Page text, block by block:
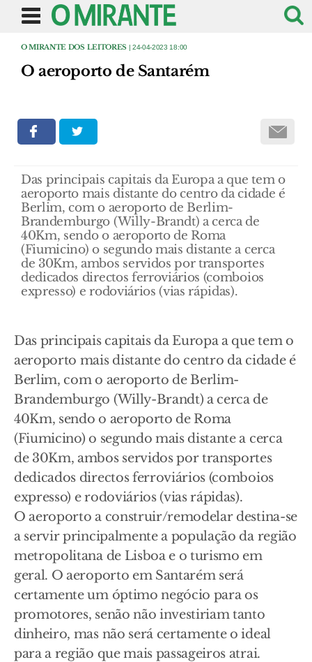
O MIRANTE DOS LEITORES| 24-04-2023 18:00
O aeroporto de Santarém
Das principais capitais da Europa a que tem o
aeroporto mais distante do centro da cidade é
Berlim, com o aeroporto de Berlim-
Brandemburgo (Willy-Brandt) a cerca de
40Km, sendo o aeroporto de Roma
(Fiumicino) o segundo mais distante a cerca
de 30Km, ambos servidos por transportes
dedicados directos ferroviários (comboios
expresso) e rodoviários (vias rápidas).
Das principais capitais da Europa a que tem o
aeroporto mais distante do centro da cidade é
Berlim, com o aeroporto de Berlim-
Brandemburgo (Willy-Brandt) a cerca de
40Km, sendo o aeroporto de Roma
(Fiumicino) o segundo mais distante a cerca
de 30Km, ambos servidos por transportes
dedicados directos ferroviários (comboios
expresso) e rodoviários (vias rápidas).
O aeroporto a construir/remodelar destina-se
a servir principalmente a população da região
metropolitana de Lisboa e o turismo em
geral. O aeroporto em Santarém será
certamente um óptimo negócio para os
promotores, senão não investiriam tanto
dinheiro, mas não será certamente o ideal
para a região que mais passageiros atrai.